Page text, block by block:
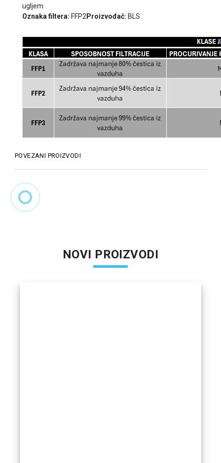
ugljem
Oznaka filtera: FFP2 Proizvođač: BLS
POVEZANI PROIZVODI
NOVI PROIZVODI